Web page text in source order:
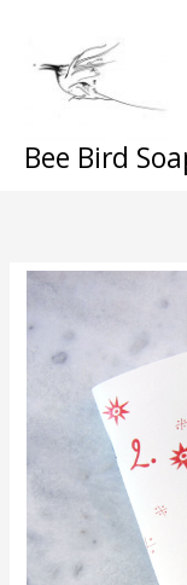
content
Bee Bird
quantity